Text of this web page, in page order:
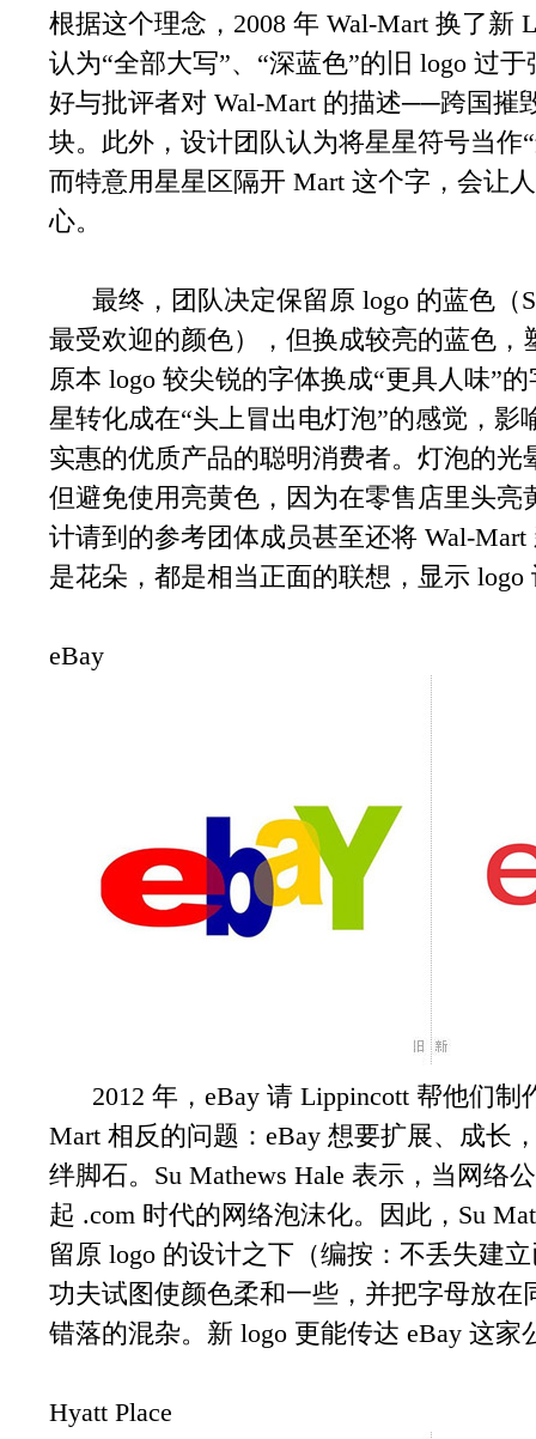
根据这个理念，2008 年 Wal-Mart 换了新
认为“全部大写”、“深蓝色”的旧 logo 过
好与批评者对 Wal-Mart 的描述──跨国
块。此外，设计团队认为将星星符号当作
而特意用星星区隔开 Mart 这个字，会让
心。
最终，团队决定保留原 logo 的蓝色（
最受欢迎的颜色），但换成较亮的蓝色
原本 logo 较尖锐的字体换成“更具人味”
星转化成在“头上冒出电灯泡”的感觉，影
实惠的优质产品的聪明消费者。灯泡的
但避免使用亮黄色，因为在零售店里头亮
计请到的参考团体成员甚至还将 Wal-
是花朵，都是相当正面的联想，显示 logo
eBay
2012 年，eBay 请 Lippincott 帮他们制
Mart 相反的问题：eBay 想要扩展、成长
绊脚石。Su Mathews Hale 表示，当网络
起 .com 时代的网络泡沫化。因此，Su
留原 logo 的设计之下（编按：不丢失建
功夫试图使颜色柔和一些，并把字母放
错落的混杂。新 logo 更能传达 eBay 这
Hyatt Place